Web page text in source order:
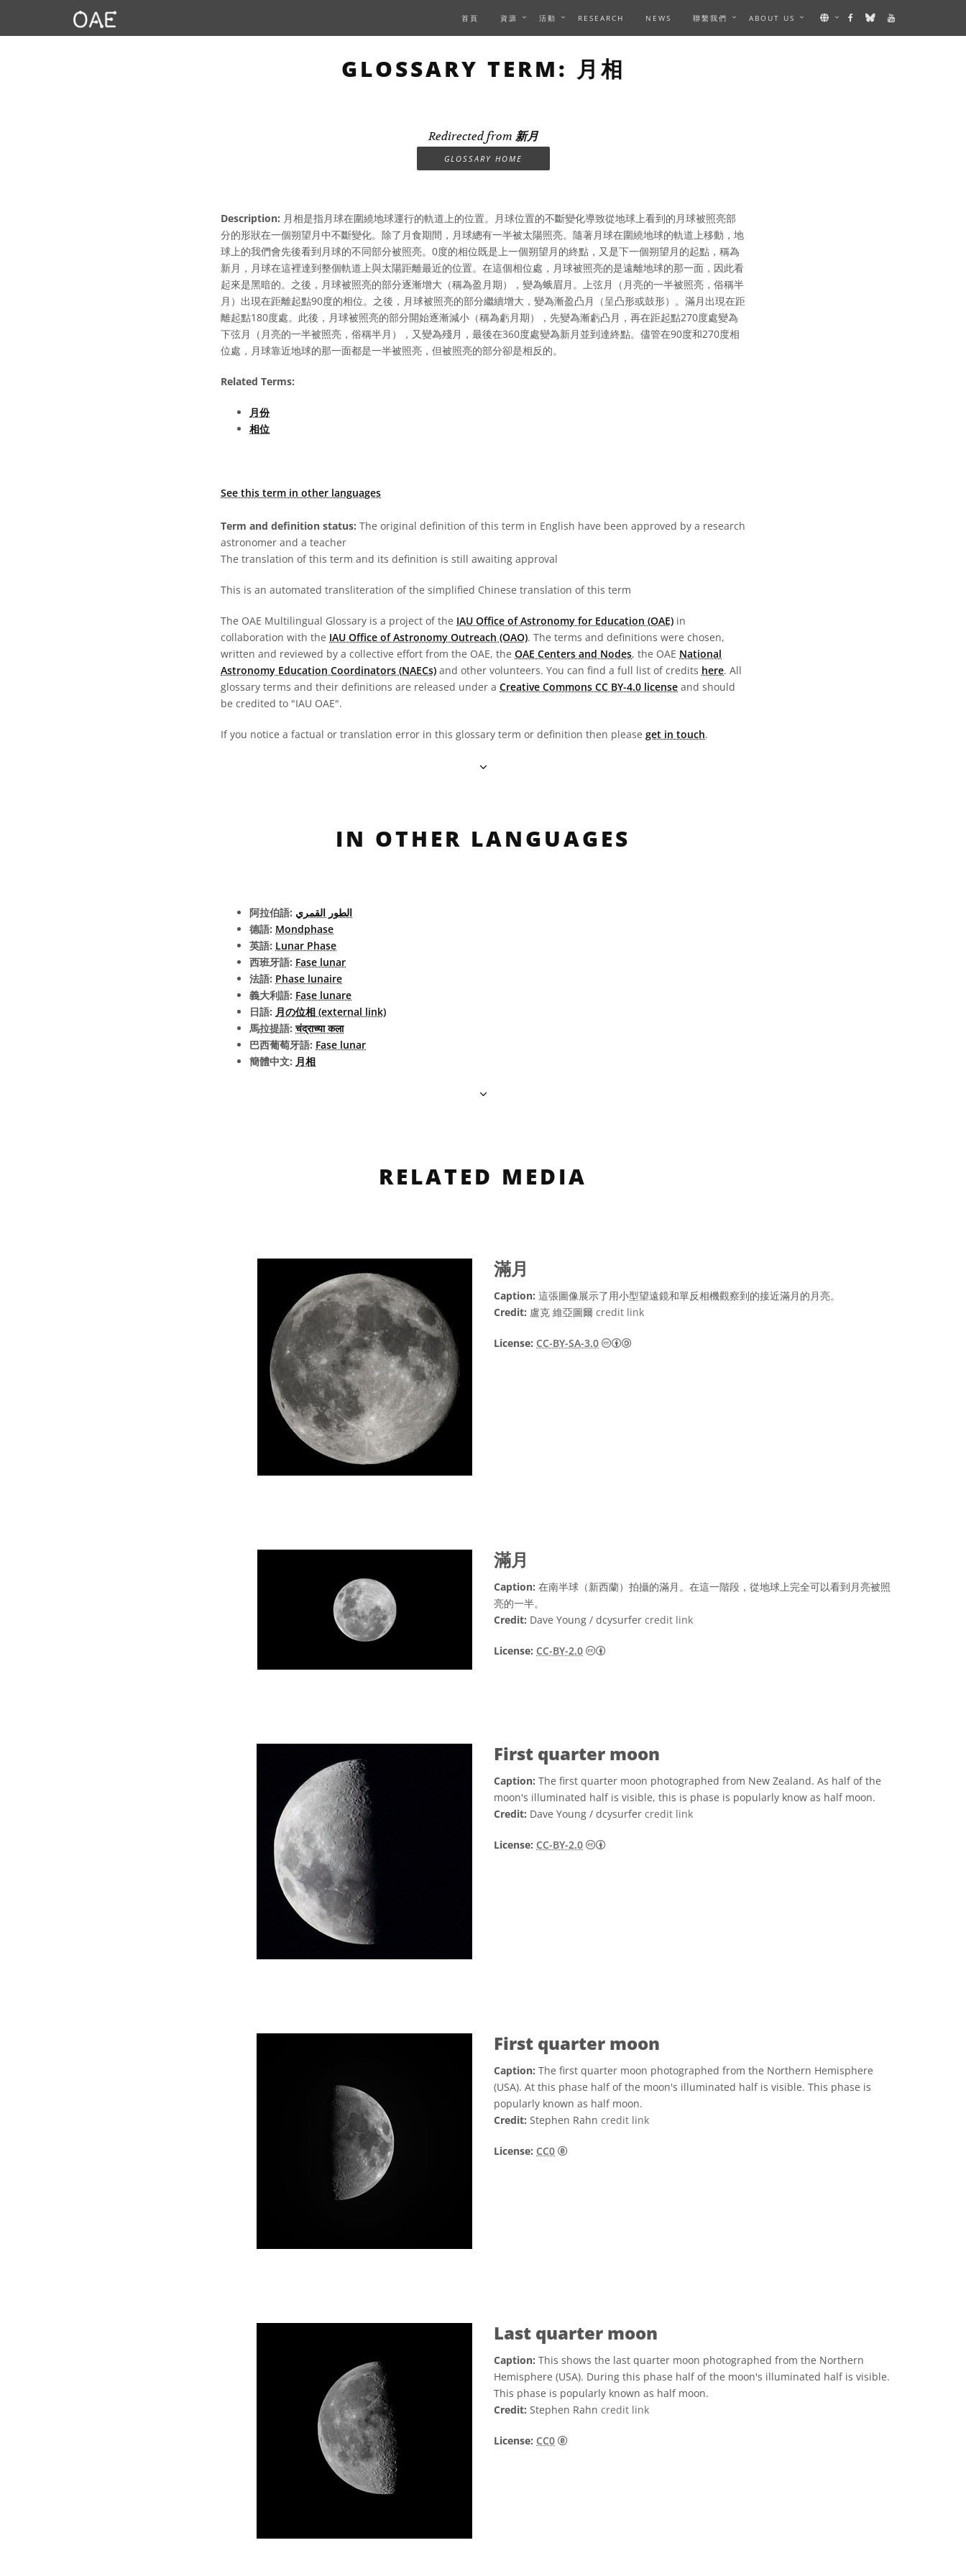
首頁 資源 活動 RESEARCH NEWS 聯繫我們 ABOUT US
GLOSSARY TERM: 月相
Redirected from 新月
GLOSSARY HOME
Description: 月相是指月球在圍繞地球運行的軌道上的位置。月球位置的不斷變化導致從地球上看到的月球被照亮部
分的形狀在一個朔望月中不斷變化。除了月食期間，月球總有一半被太陽照亮。隨著月球在圍繞地球的軌道上移動，地
球上的我們會先後看到月球的不同部分被照亮。0度的相位既是上一個朔望月的終點，又是下一個朔望月的起點，稱為
新月，月球在這裡達到整個軌道上與太陽距離最近的位置。在這個相位處，月球被照亮的是遠離地球的那一面，因此看
起來是黑暗的。之後，月球被照亮的部分逐漸增大（稱為盈月期），變為蛾眉月。上弦月（月亮的一半被照亮，俗稱半
月）出現在距離起點90度的相位。之後，月球被照亮的部分繼續增大，變為漸盈凸月（呈凸形或鼓形）。滿月出現在距
離起點180度處。此後，月球被照亮的部分開始逐漸減小（稱為虧月期），先變為漸虧凸月，再在距起點270度處變為
下弦月（月亮的一半被照亮，俗稱半月），又變為殘月，最後在360度處變為新月並到達終點。儘管在90度和270度相
位處，月球靠近地球的那一面都是一半被照亮，但被照亮的部分卻是相反的。
Related Terms:
月份
相位
See this term in other languages
Term and definition status: The original definition of this term in English have been approved by a research
astronomer and a teacher
The translation of this term and its definition is still awaiting approval
This is an automated transliteration of the simplified Chinese translation of this term
The OAE Multilingual Glossary is a project of the IAU Office of Astronomy for Education (OAE) in
collaboration with the IAU Office of Astronomy Outreach (OAO). The terms and definitions were chosen,
written and reviewed by a collective effort from the OAE, the OAE Centers and Nodes, the OAE National
Astronomy Education Coordinators (NAECs) and other volunteers. You can find a full list of credits here. All
glossary terms and their definitions are released under a Creative Commons CC BY-4.0 license and should
be credited to "IAU OAE".
If you notice a factual or translation error in this glossary term or definition then please get in touch.
IN OTHER LANGUAGES
阿拉伯語: الطور القمري
德語: Mondphase
英語: Lunar Phase
西班牙語: Fase lunar
法語: Phase lunaire
義大利語: Fase lunare
日語: 月の位相 (external link)
馬拉提語:चंद्राच्या कला
巴西葡萄牙語: Fase lunar
簡體中文: 月相
RELATED MEDIA
滿月
Caption: 這張圖像展示了用小型望遠鏡和單反相機觀察到的接近滿月的月亮。
Credit: 盧克 維亞圖爾 credit link
License: CC-BY-SA-3.0 Creative Commons Attribution-ShareAlike 3.0 Unported icons
滿月
Caption: 在南半球（新西蘭）拍攝的滿月。在這一階段，從地球上完全可以看到月亮被照
亮的一半。
Credit: Dave Young / dcysurfer credit link
License: CC-BY-2.0 Creative Commons Attribution 2.0 Generic icons
First quarter moon
Caption: The first quarter moon photographed from New Zealand. As half of the
moon's illuminated half is visible, this is phase is popularly know as half moon.
Credit: Dave Young / dcysurfer credit link
License: CC-BY-2.0 Creative Commons Attribution 2.0 Generic icons
First quarter moon
Caption: The first quarter moon photographed from the Northern Hemisphere
(USA). At this phase half of the moon's illuminated half is visible. This phase is
popularly known as half moon.
Credit: Stephen Rahn credit link
License: CC0 CC0 1.0 通用 (CC0 1.0) 公眾領域貢獻宣告 icons
Last quarter moon
Caption: This shows the last quarter moon photographed from the Northern
Hemisphere (USA). During this phase half of the moon's illuminated half is visible.
This phase is popularly known as half moon.
Credit: Stephen Rahn credit link
License: CC0 CC0 1.0 通用 (CC0 1.0) 公眾領域貢獻宣告 icons